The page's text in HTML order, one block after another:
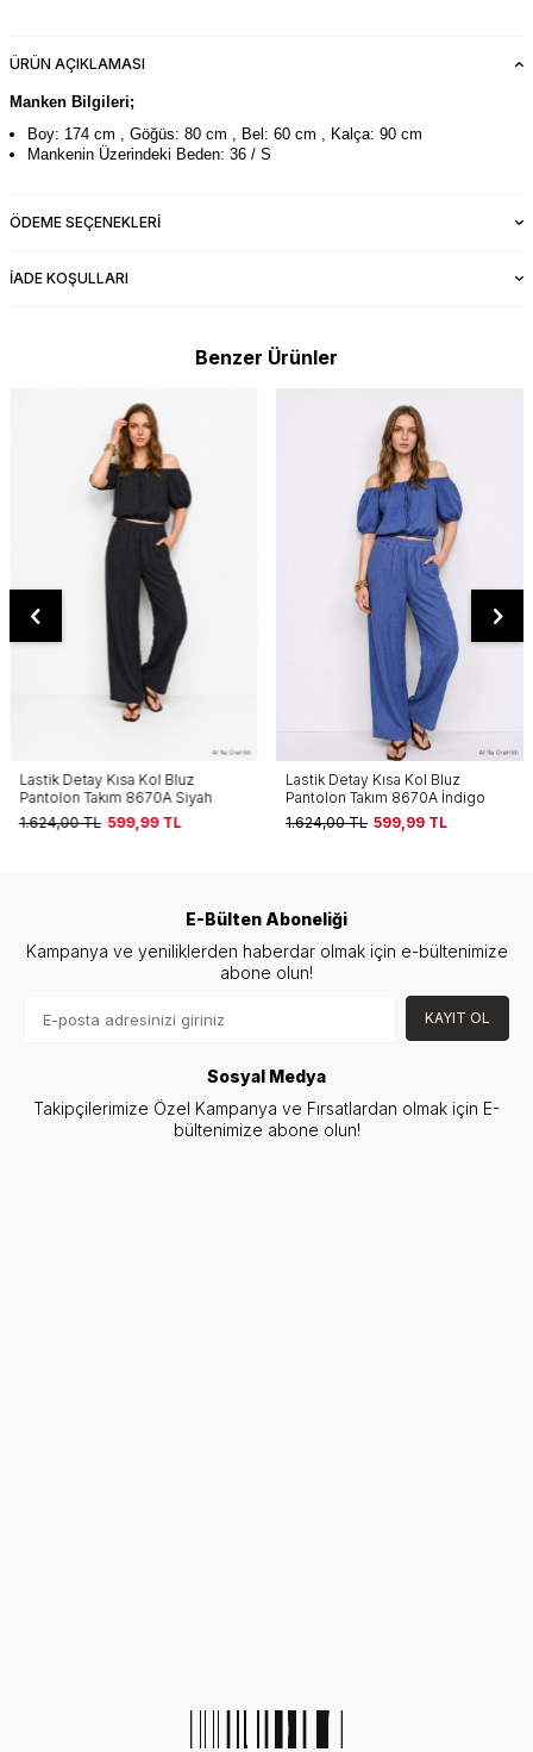
ÜRÜN AÇIKLAMASI
Manken Bilgileri;
Boy: 174 cm , Göğüs: 80 cm , Bel: 60 cm , Kalça: 90 cm
Mankenin Üzerindeki Beden: 36 / S
ÖDEME SEÇENEKLERI
İADE KOŞULLARI
Benzer Ürünler
Lastik Detay Kısa Kol Bluz
Pantolon Takım 8670A Siyah
1.624,00TL 599,99TL
Lastik Detay Kısa Kol Bluz
Pantolon Takım 8670A İndigo
1.624,00TL 599,99TL
E-Bülten Aboneliği
Kampanya ve yeniliklerden haberdar olmak için e-bültenimize
abone olun!
KAYIT OL
Sosyal Medya
Takipçilerimize Özel Kampanya ve Fırsatlardan olmak için E-
bültenimize abone olun!